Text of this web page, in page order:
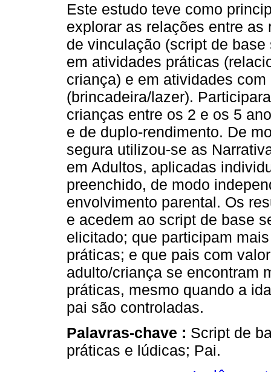
Este estudo teve como
explorar as relações entre as
de vinculação (script de
em atividades práticas
criança) e em atividades
(brincadeira/lazer).
crianças entre os 2 e os 5
e de duplo-rendimento. De
segura utilizou-se as
em Adultos, aplicadas
preenchido, de modo
envolvimento parental. Os
e acedem ao script de base
elicitado; que participam
práticas; e que pais com
adulto/criança se encontram
práticas, mesmo quando a
pai são controladas.
Palavras-chave : Script de
práticas e lúdicas; Pai.